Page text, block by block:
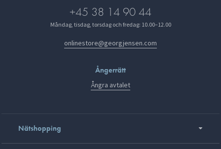
+45 38 14 90 44
Måndag, tisdag, torsdag och fredag: 10.00–12.00
onlinestore@georgjensen.com
Ångerrätt
Ångra avtalet
Nätshopping